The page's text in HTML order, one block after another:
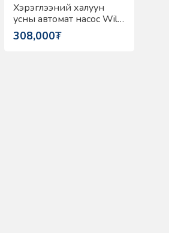
Хэрэглээний халуун
усны автомат насос Wilo
PB-088EA
308,000₮